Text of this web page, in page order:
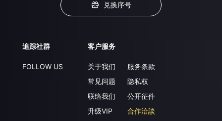
兑换序号
追踪社群
FOLLOW US
客户服务
关于我们
常见问题
联络我们
升级VIP
服务条款
隐私权
公开征件
合作洽談